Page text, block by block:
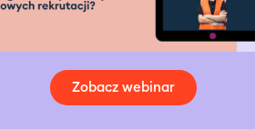
Zobacz webinar